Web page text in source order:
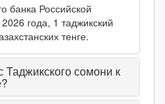
банка Российской
года, 1 таджикский
тенге.
Таджикского сомони к